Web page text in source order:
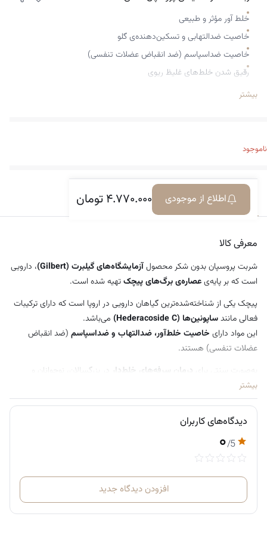
خلط‌ آور مؤثر و طبیعی
خاصیت ضدالتهابی و تسکین‌دهنده‌ی گلو
خاصیت ضداسپاسم (ضد انقباض عضلات تنفسی)
رقیق شدن خلط‌های غلیظ ریوی
تسهیل خروج خلط از مجاری تنفسی
تسهیل جریان هوای خروجی
کاهش التهاب و تحریک مخاط گلو و نای
آرامش در ناحیه‌ی حلق و سینه
کاهش سرفه‌های تحریک‌زا
فاقد ترکیبات خواب‌آور یا مخدر
شیرین‌کننده طبیعی، طعم دلپذیر گیلاس
بیشتر
ناموجود
۴.۷۷۰.۰۰۰تومان اطلاع از موجودیمعرفی کالا دیدگاه‌ها
معرفی کالا
شربت پروسپان بدون شکر محصولآزمایشگاه‌های گیلبرت (Gilbert)
، دارویی
است که بر پایه‌یعصاره‌ی برگ‌های پیچکتهیه شده است.
پیچک یکی از شناخته‌شده‌ترین گیاهان دارویی در اروپا است که دارای ترکیبات
فعالی مانندساپونین‌ها (Hederacoside C)
می‌باشد.
این مواد دارای خاصیت خلط‌آور، ضدالتهاب و ضداسپاسم (ضد انقباض
عضلات تنفسی) هستند.
به‌صورت سنتی برای
درمان سرفه‌های خلط‌دار
در بزرگسالان، نوجوانان و
کودکان بالای دو سال استفاده می‌شود.
ترکیبات فعال موجود در برگ پیچک خاصیتضدالتهابی و ضداسپاسمدارند و
به کاهش گرفتگی و انقباض عضلات برونش‌ها کمک می‌کنند.
پروسپان باآرام کردن تحریک مجاری تنفسی
کمک می‌نماید. این شربت فاقد شکر است و برای
باید مصرف قند خود را کنترل کنندمناسب‌تر است. مصرف آن می‌تواند به
تسریع بهبودی در عفونت‌های خفیف تنفسیمانند سرماخوردگی و برونشیت
کمک کند.
بیشتر
دیدگاه‌های کاربران
۰/5
افزودن دیدگاه جدید